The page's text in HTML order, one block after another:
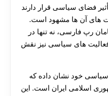
فضای سیاسی قرار دارند
های آن ها مشهود است.
رپ فارسی، نه تنها در
های سیاسی نیز نقش
خود نشان داده که
اسلامی ایران است. این